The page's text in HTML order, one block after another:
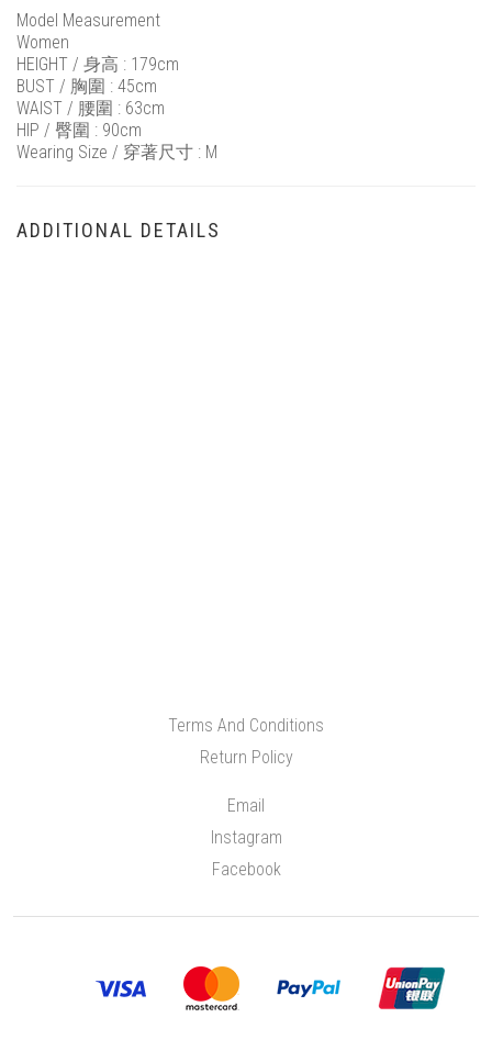
Model Measurement
Women
HEIGHT / 身高 : 179cm
BUST / 胸圍 : 45cm
WAIST / 腰圍 : 63cm
HIP / 臀圍 : 90cm
Wearing Size / 穿著尺寸 : M
ADDITIONAL DETAILS
Terms And Conditions
Return Policy
Email
Instagram
Facebook